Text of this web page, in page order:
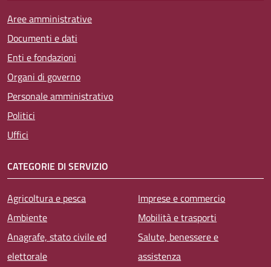
Aree amministrative
Documenti e dati
Enti e fondazioni
Organi di governo
Personale amministrativo
Politici
Uffici
CATEGORIE DI SERVIZIO
Agricoltura e pesca
Ambiente
Anagrafe, stato civile ed
elettorale
Imprese e commercio
Mobilità e trasporti
Salute, benessere e
assistenza